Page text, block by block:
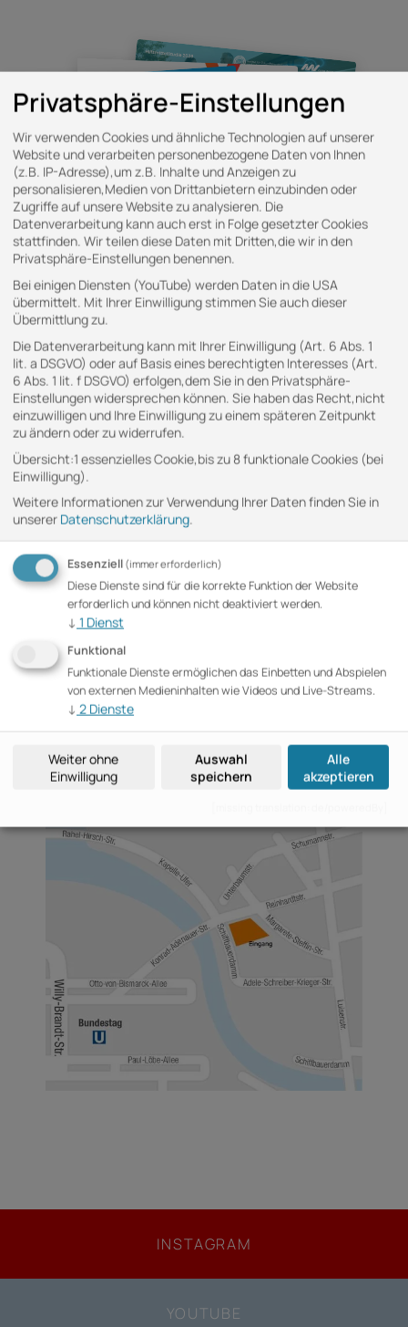
KONTAKT
Gern stehen wir Ihnen für Ihre Anfragen zur
Verfügung.
Telefon
+49 (0)30 76 75 97 8-61
Email
tz-bpk@b2events.com
Adresse
im Haus der Bundespressekonferenz
Schiffbauerdamm 40, 10117 Berlin
Folgen Sie uns
INSTAGRAM
YOUTUBE
Privatsphäre-Einstellungen
Wir verwenden Cookies und ähnliche Technologien auf unserer
Website und verarbeiten personenbezogene Daten von Ihnen
(z.B. IP-Adresse),um z.B. Inhalte und Anzeigen zu
personalisieren,Medien von Drittanbietern einzubinden oder
Zugriffe auf unsere Website zu analysieren. Die
Datenverarbeitung kann auch erst in Folge gesetzter Cookies
stattfinden. Wir teilen diese Daten mit Dritten,die wir in den
Privatsphäre-Einstellungen benennen.
Bei einigen Diensten (YouTube) werden Daten in die USA
übermittelt. Mit Ihrer Einwilligung stimmen Sie auch dieser
Übermittlung zu.
Die Datenverarbeitung kann mit Ihrer Einwilligung (Art. 6 Abs. 1
lit. a DSGVO) oder auf Basis eines berechtigten Interesses (Art.
6 Abs. 1 lit. f DSGVO) erfolgen,dem Sie in den Privatsphäre-
Einstellungen widersprechen können. Sie haben das Recht,nicht
einzuwilligen und Ihre Einwilligung zu einem späteren Zeitpunkt
zu ändern oder zu widerrufen.
Übersicht:1 essenzielles Cookie,bis zu 8 funktionale Cookies (bei
Einwilligung).
Weitere Informationen zur Verwendung Ihrer Daten finden Sie in
unserer Datenschutzerklärung.
Essenziell (immer erforderlich)
Diese Dienste sind für die korrekte Funktion der Website
erforderlich und können nicht deaktiviert werden.
↓ 1 Dienst
Funktional
Funktionale Dienste ermöglichen das Einbetten und Abspielen
von externen Medieninhalten wie Videos und Live-Streams.
↓ 2 Dienste
Weiter ohne
Einwilligung
Auswahl
speichern
Alle
akzeptieren